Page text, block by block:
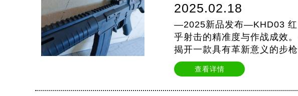
2025.02.18
—2025新品发布—KHD03 红
乎射击的精准度与作战成效
揭开一款具有革新意义的步
性能，引领你步入射击…
查看详情